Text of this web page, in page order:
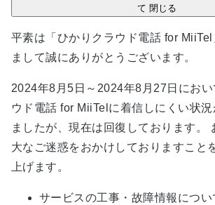
て 閉じる
平素は「ひかりクラウド電話 for MiiTel
まして誠にありがとうございます。
2024年8月5日～2024年8月27日におい
ウド電話 for MiiTelに着信しにくい状況
ましたが、現在は回復しております。
大なご迷惑をおかけしておりますこと
上げます。
サービスの工事・故障情報につい